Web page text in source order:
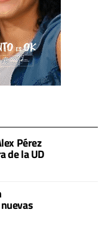
Pérez
de la UD